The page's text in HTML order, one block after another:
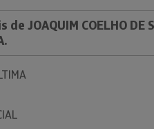
de JOAQUIM COELHO DE